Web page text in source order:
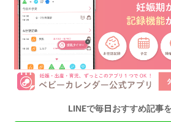
LINEで毎日おすすめ記事